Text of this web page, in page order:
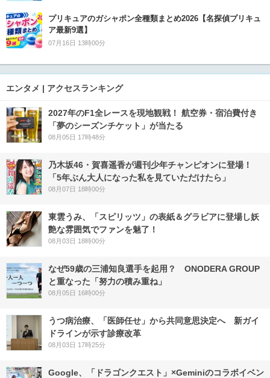
プリキュアのガシャポン全種類まとめ2026【名探偵プリキュ
ア最新9選】
07月16日 13時00分
エンタメ | アクセスランキング
2027年のF1全レースを現地観戦！ 航空券・宿泊費付き
「夢のシーズンチケット」が当たる
08月05日 17時48分
乃木坂46・賀喜遥香が週刊少年チャンピオンに登場！
「5年ぶん大人になった私を見ていただけたら」
08月07日 18時00分
東雲うみ、「スピリッツ」の表紙＆グラビアに登場し妖
艶な雰囲気でファンを魅了！
08月03日 18時00分
なぜ59歳の三浦知良選手を起用？ ONODERA GROUP
と重なった「努力の積み重ね」
08月05日 16時00分
うつ病治療、「医師任せ」から共同意思決定へ 新ガイ
ドラインが示す診療改革
08月03日 17時25分
Google、「ドラゴンクエスト」×Geminiのコラボイベン